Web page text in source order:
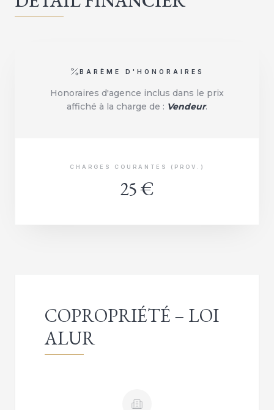
BARÈME D'HONORAIRES
Honoraires d'agence inclus dans le prix
affiché à la charge de : Vendeur.
CHARGES COURANTES (PROV.)
25 €
COPROPRIÉTÉ – LOI
ALUR